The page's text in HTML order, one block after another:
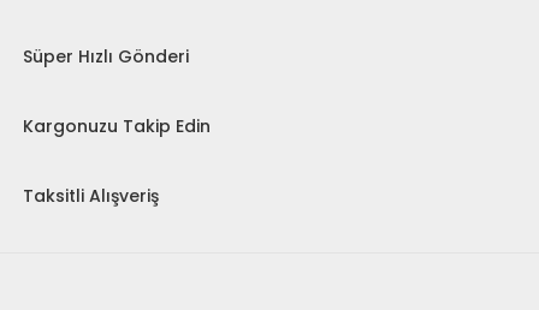
Süper Hızlı Gönderi
Kargonuzu Takip Edin
Taksitli Alışveriş